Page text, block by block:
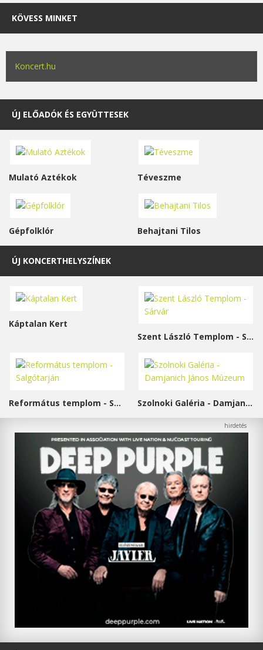
KÖVESS MINKET
Koncert.hu
ÚJ ELŐADÓK ÉS EGYÜTTESEK
Mulató Aztékok Téveszme
Gépfolklór Behajtani Tilos
ÚJ KONCERTHELYSZÍNEK
Káptalan Kert
Szent László Templom - Sárvár
Református templom - Salgótarján Szolnoki Galéria - Damjanich János Múzeum